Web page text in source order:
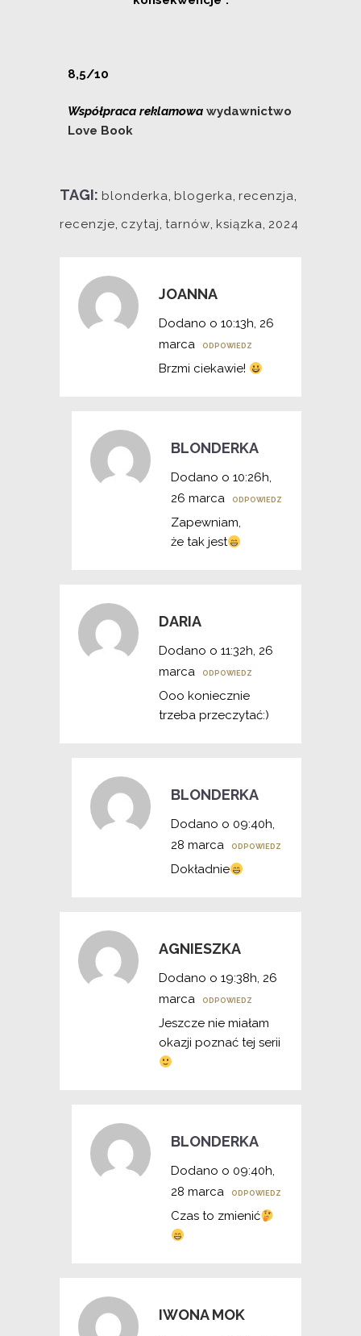
8,5/10
Współpraca reklamowa wydawnictwo
Love Book
TAGI: blonderka, blogerka, recenzja,
recenzje, czytaj, tarnów, ksiązka, 2024
JOANNA
Dodano o 10:13h, 26
marca
ODPOWIEDZ
Brzmi ciekawie!
BLONDERKA
Dodano o 10:26h,
26 marca
ODPOWIEDZ
Zapewniam,
że tak jest
DARIA
Dodano o 11:32h, 26
marca
ODPOWIEDZ
Ooo koniecznie
trzeba przeczytać:)
BLONDERKA
Dodano o 09:40h,
28 marca
ODPOWIEDZ
Dokładnie
AGNIESZKA
Dodano o 19:38h, 26
marca
ODPOWIEDZ
Jeszcze nie miałam
okazji poznać tej serii
BLONDERKA
Dodano o 09:40h,
28 marca
ODPOWIEDZ
Czas to zmienić
IWONA MOK